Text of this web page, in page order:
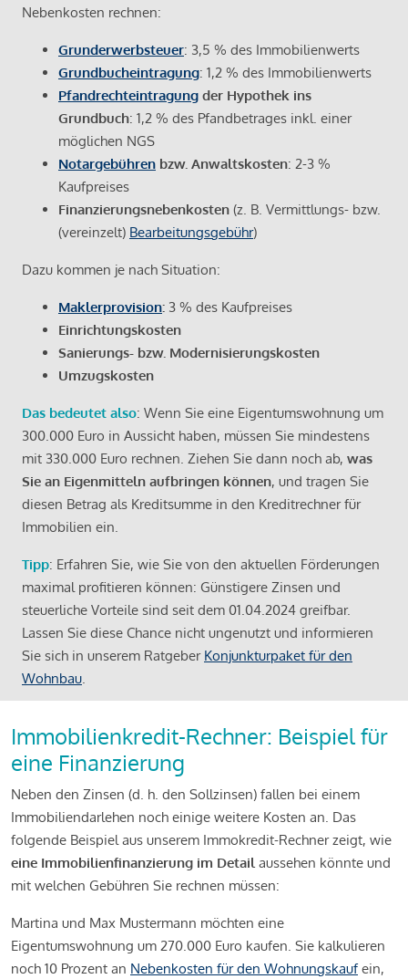
Nebenkosten rechnen:
Grunderwerbsteuer: 3,5 % des Immobilienwerts
Grundbucheintragung: 1,2 % des Immobilienwerts
Pfandrechteintragung der Hypothek ins
Grundbuch: 1,2 % des Pfandbetrages inkl. einer
möglichen NGS
Notargebühren bzw. Anwaltskosten: 2-3 %
Kaufpreises
Finanzierungsnebenkosten (z. B. Vermittlungs- bzw.
(vereinzelt) Bearbeitungsgebühr)
Dazu kommen je nach Situation:
Maklerprovision: 3 % des Kaufpreises
Einrichtungskosten
Sanierungs- bzw. Modernisierungskosten
Umzugskosten
Das bedeutet also: Wenn Sie eine Eigentumswohnung um
300.000 Euro in Aussicht haben, müssen Sie mindestens
mit 330.000 Euro rechnen. Ziehen Sie dann noch ab, was
Sie an Eigenmitteln aufbringen können, und tragen Sie
diesen Betrag als Kreditsumme in den Kreditrechner für
Immobilien ein.
Tipp: Erfahren Sie, wie Sie von den aktuellen Förderungen
maximal profitieren können: Günstigere Zinsen und
steuerliche Vorteile sind seit dem 01.04.2024 greifbar.
Lassen Sie diese Chance nicht ungenutzt und informieren
Sie sich in unserem Ratgeber Konjunkturpaket für den
Wohnbau.
Immobilienkredit-Rechner: Beispiel für
eine Finanzierung
Neben den Zinsen (d. h. den Sollzinsen) fallen bei einem
Immobiliendarlehen noch einige weitere Kosten an. Das
folgende Beispiel aus unserem Immokredit-Rechner zeigt, wie
eine Immobilienfinanzierung im Detail aussehen könnte und
mit welchen Gebühren Sie rechnen müssen:
Martina und Max Mustermann möchten eine
Eigentumswohnung um 270.000 Euro kaufen. Sie kalkulieren
noch 10 Prozent an Nebenkosten für den Wohnungskaufein,